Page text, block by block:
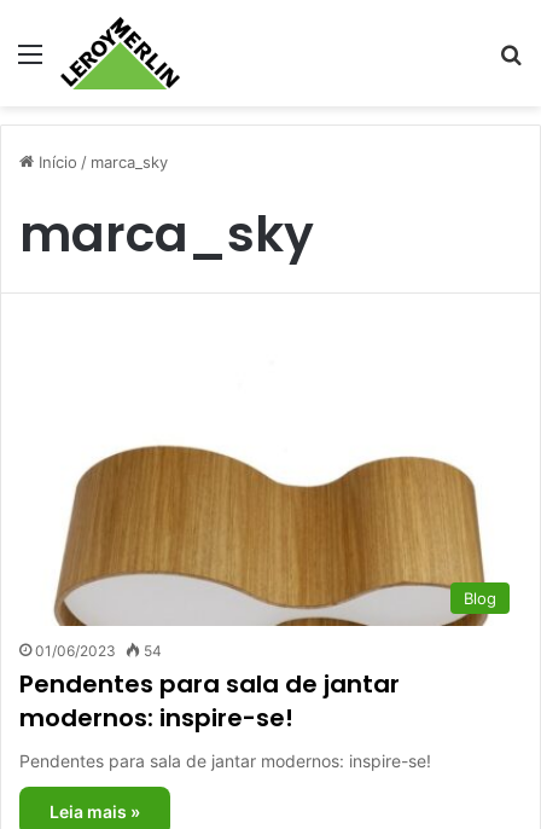
Menu
Início / marca_sky
marca_sky
Blog
01/06/2023 54
Pendentes para sala de jantar
modernos: inspire-se!
Pendentes para sala de jantar modernos: inspire-se!
Leia mais »